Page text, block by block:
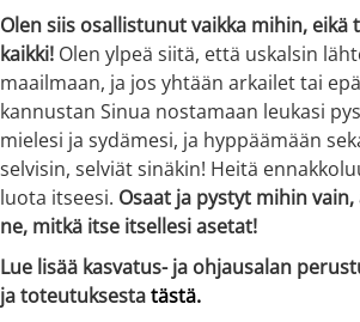
Olen siis osallistunut vaikka mihin, eikä
kaikki! Olen ylpeä siitä, että uskalsin
maailmaan, ja jos yhtään arkailet tai
kannustan Sinua nostamaan leukasi
mielesi ja sydämesi, ja hyppäämään
selvisin, selviät sinäkin! Heitä
luota itseesi. Osaat ja pystyt mihin
ne, mitkä itse itsellesi asetat!
Lue lisää kasvatus- ja ohjausalan
ja toteutuksestatästä.